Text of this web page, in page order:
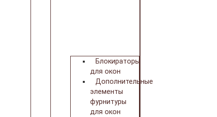
Блокираторы
для окон
Дополнительные
элементы
фурнитуры
для окон